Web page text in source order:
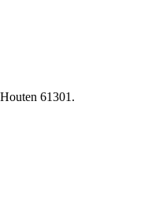
61301.